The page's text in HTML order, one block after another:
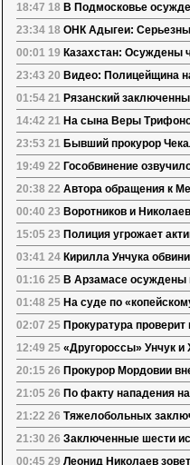
18:47 18 В Подмосковье
23:34 18 ОНК Адыгеи:
00:01 19 Казахстан: Осуждены
23:43 20 Видео: Полицейщина
01:54 21 Рязанский
14:42 21 На сына Веры
23:53 21 Бывший прокурор
19:49 22 Гособвинение
20:38 22 Автора обращения к
00:40 23 Воротников и
15:05 23 Полиция угрожает
03:41 24 Кирилла Унчука
01:16 25 В Арзамасе осуждены
01:48 25 На суде по
02:07 25 Прокуратура
12:49 25 «Другороссы» Унчук и
20:15 26 Прокурор Мордовии
21:05 26 По факту нападения
21:22 26 Тяжелобольных
21:30 26 Заключенные шести
00:45 29 Леонид Николаев